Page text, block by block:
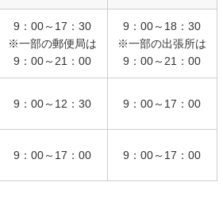
9：00～17：30
※一部の郵便局は
9：00～21：00
9：00～18：30
※一部の出張所は
9：00～21：00
9：00～12：30 9：00～17：00
9：00～17：00 9：00～17：00